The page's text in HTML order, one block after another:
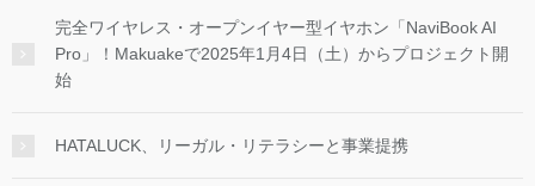
完全ワイヤレス・オープンイヤー型イヤホン「NaviBook AI
Pro」！Makuakeで2025年1月4日（土）からプロジェクト開
始
HATALUCK、リーガル・リテラシーと事業提携